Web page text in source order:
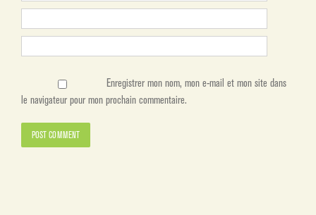
Enregistrer mon nom, mon e-mail et mon site dans
le navigateur pour mon prochain commentaire.